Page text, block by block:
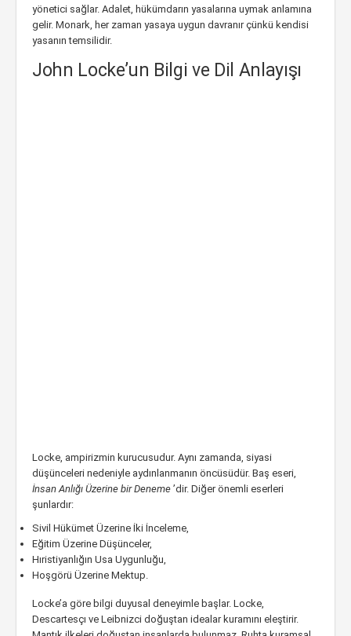
yönetici sağlar. Adalet, hükümdarın yasalarına uymak anlamına
gelir. Monark, her zaman yasaya uygun davranır çünkü kendisi
yasanın temsilidir.
John Locke’un Bilgi ve Dil Anlayışı
Locke, ampirizmin kurucusudur. Aynı zamanda, siyasi
düşünceleri nedeniyle aydınlanmanın öncüsüdür. Baş eseri,
İnsan Anlığı Üzerine bir Deneme ’dir. Diğer önemli eserleri
şunlardır:
Sivil Hükümet Üzerine İki İnceleme,
Eğitim Üzerine Düşünceler,
Hıristiyanlığın Usa Uygunluğu,
Hoşgörü Üzerine Mektup.
Locke’a göre bilgi duyusal deneyimle başlar. Locke,
Descartesçı ve Leibnizci doğuştan idealar kuramını eleştirir.